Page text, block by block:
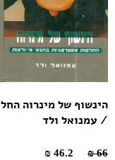
הינשוף של מינרוה החל
/ עמנואל ולד
66 ₪